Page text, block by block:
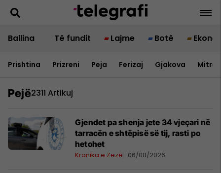
Ballina Të fundit Lajme Botë
Prishtina Prizreni Peja Ferizaj Gjakova
Pejë2311 Artikuj
Gjendet pa shenja jete 34 vjeçari në
tarracën e shtëpisë së tij, rasti po
hetohet
Kronika e Zezë 06/08/2026